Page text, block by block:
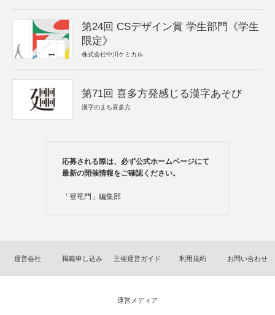
第24回 CSデザイン賞 学生部門《学生
限定》
株式会社中川ケミカル
第71回 喜多方発感じる漢字あそび
漢字のまち喜多方
応募される際は、必ず公式ホームページにて
最新の開催情報をご確認ください。
「登竜門」編集部
運営会社 掲載申し込み 主催運営ガイド 利用規約 お問い合わせ
運営メディア